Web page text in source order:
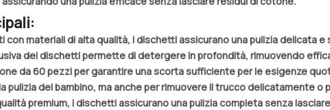
con materiali di alta qualità, i dischetti assicurano una pulizia delicata e
dei dischetti permette di detergere in profondità, rimuovendo
da 60 pezzi per garantire una scorta sufficiente per le esigenze
pulizia del bambino, ma anche per rimuovere il trucco delicatamente o
premium, i dischetti assicurano una pulizia completa senza